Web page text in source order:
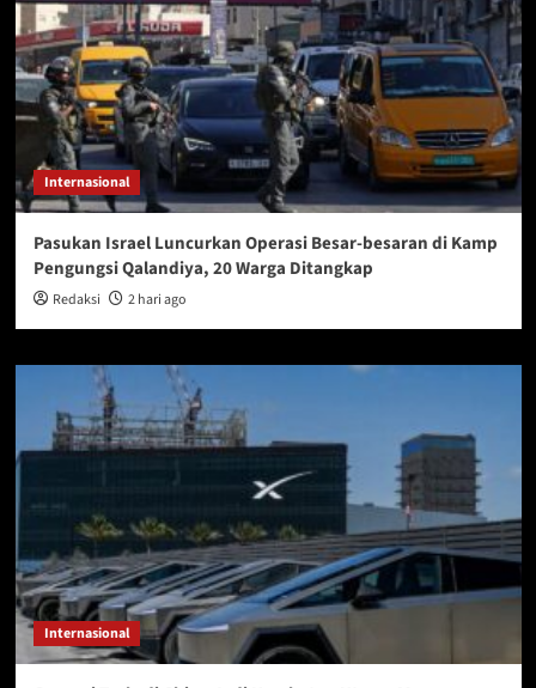
Internasional
Pasukan Israel Luncurkan Operasi Besar-besaran di Kamp
Pengungsi Qalandiya, 20 Warga Ditangkap
Redaksi 2 hari ago
Internasional